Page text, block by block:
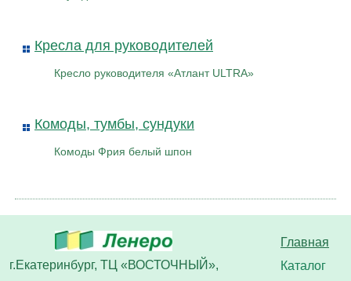
Кресла для руководителей
Кресло руководителя «Атлант ULTRA»
Комоды, тумбы, сундуки
Комоды Фрия белый шпон
Главная
Каталог
г.Екатеринбург, ТЦ «ВОСТОЧНЫЙ»,